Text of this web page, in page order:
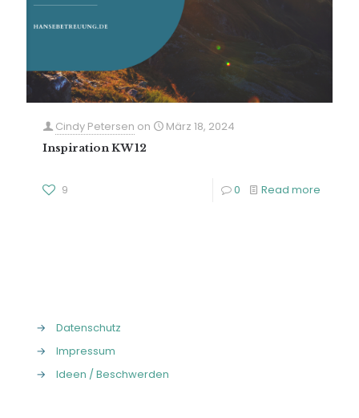
Cindy Petersen on März 18, 2024
Inspiration KW 12
9 0 Read more
→
Datenschutz
→
Impressum
→
Ideen / Beschwerden